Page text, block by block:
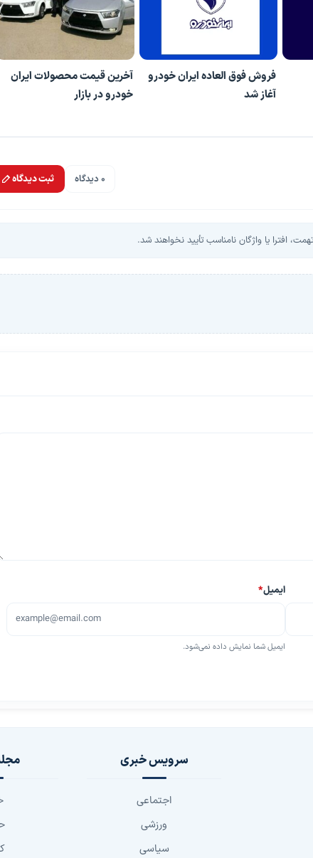
فروش فوق العاده ایران خودرو
آغاز شد
آخرین قیمت محصولات ایران
خودرو در بازار
0 دیدگاه ثبت دیدگاه
افترا یا واژگان نامناسب تأیید نخواهند شد.
ایمیل*
ایمیل شما نمایش داده نمی‌شود.
سرویس خبری
اجتماعی
ورزشی
سیاسی